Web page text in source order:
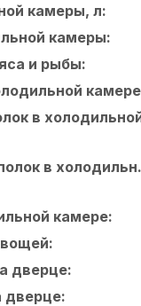
камеры, л:
камеры:
и рыбы:
в
в холодильн.
камере:
дверце:
дверце: